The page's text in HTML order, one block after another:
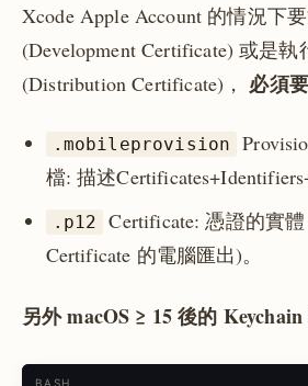
Xcode Apple Account 的情況下
(Development Certificate) 或是
(Distribution Certificate)， 必須
.mobileprovision
檔: 描述
.p12
Certificate: 憑證的實
Certificate 的電腦匯出)。
另外 macOS ≥ 15 後的 Keychain
BASH